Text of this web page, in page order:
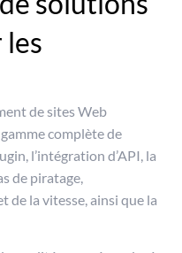
de sites Web
complète de
l’intégration d’API, la
de piratage,
de la vitesse, ainsi que la